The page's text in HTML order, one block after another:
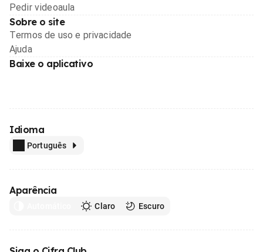
Pedir videoaula
Sobre o site
Termos de uso e privacidade
Ajuda
Baixe o aplicativo
Idioma
Português
Aparência
Claro Escuro